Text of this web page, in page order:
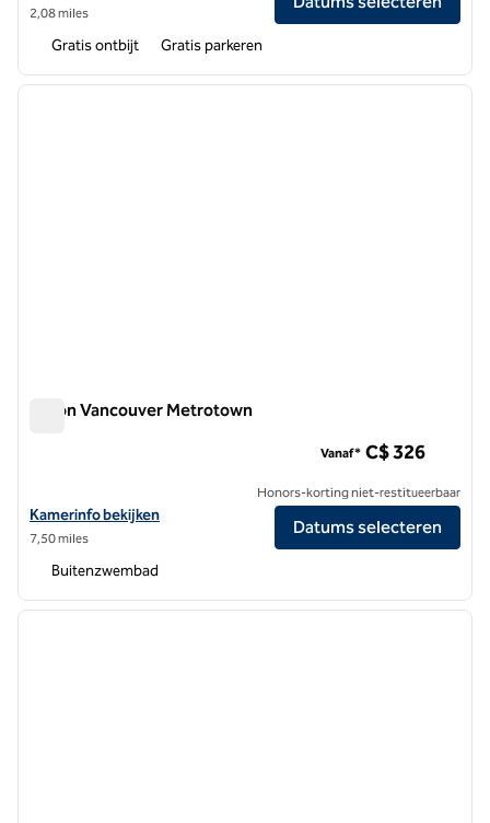
2,08 miles
Gratis ontbijt Gratis parkeren
1 van 12
Hilton Vancouver Metrotown
Bekijk hoteldetails voor Hilton Vancouver Metrotown
Kamerinfo bekijken
7,50 miles
Vanaf* C$ 326
Honors-korting niet-restitueerbaar
Datums selecteren
Buitenzwembad
1 van 12